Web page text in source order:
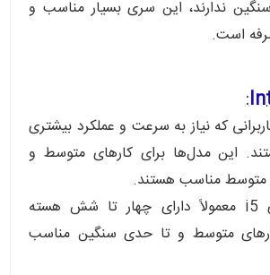
ندارند، این سری بسیار مناسب و
است.
:
که نیاز به سرعت و عملکرد بیشتری
این مدل‌ها برای کارهای متوسط و
متوسط مناسب هستند.
پردازنده‌های سری i5 معمولاً دارای چهار تا شش هسته
متوسط و تا حدی سنگین مناسب